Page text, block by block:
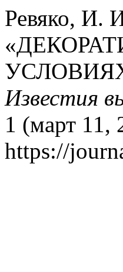
Ревяко, И.
Известия
1 (март 11,
https://